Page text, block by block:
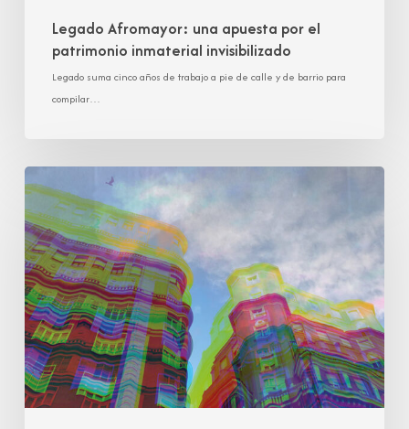
Legado Afromayor: una apuesta por el
patrimonio inmaterial invisibilizado
Legado suma cinco años de trabajo a pie de calle y de barrio para
compilar…
ESTRENO
DOCUMENTAL
|
La
memoria
no
arde